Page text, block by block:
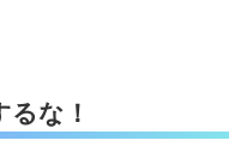
な！